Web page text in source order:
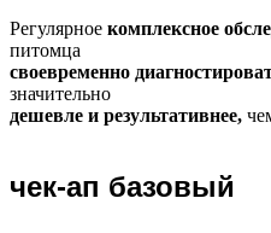
Регулярное комплексное
питомца
своевременно
значительно
дешевле и результативнее,
чек-ап базовый